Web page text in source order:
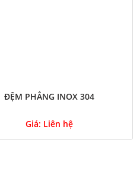
ĐỆM PHẲNG INOX 304
Giá: Liên hệ